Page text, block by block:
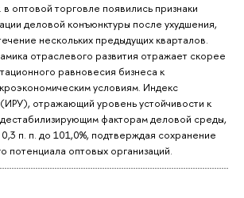
в оптовой торговле появились признаки
деловой конъюнктуры после ухудшения,
нескольких предыдущих кварталов.
отраслевого развития отражает скорее
равновесия бизнеса к
условиям. Индекс
отражающий уровень устойчивости к
факторам деловой среды,
0,3 п. п. до 101,0%, подтверждая сохранение
потенциала оптовых организаций.